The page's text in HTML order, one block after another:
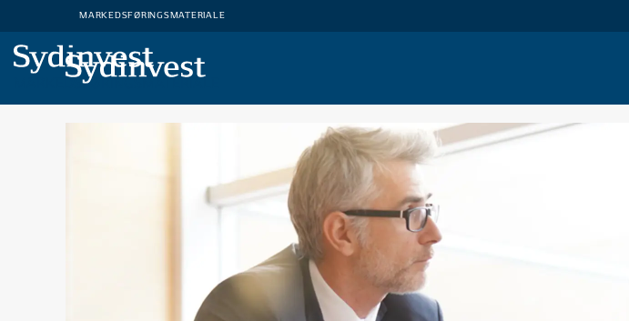
MARKEDSFØRINGSMATERIALE
MARKEDSFØRINGSMATERIALE